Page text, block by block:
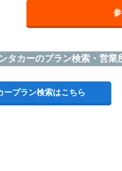
タカーのプラン検索・営業
ープラン検索はこちら